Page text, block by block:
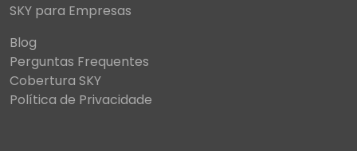
SKY para Empresas
Blog
Perguntas Frequentes
Cobertura SKY
Política de Privacidade